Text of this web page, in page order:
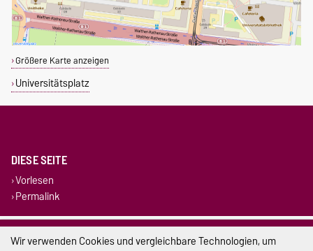
Größere Karte anzeigen
Universitätsplatz
DIESE SEITE
Vorlesen
Permalink
Impressum
Wir verwenden Cookies und vergleichbare Technologien, um